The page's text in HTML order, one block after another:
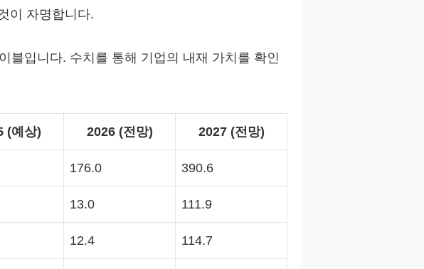
이 자명합니다.
블입니다. 수치를 통해 기업의 내재 가치를 확인
(예상) 2026 (전망) 2027 (전망)
176.0 390.6
13.0 111.9
12.4 114.7